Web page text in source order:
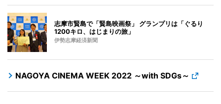
志摩市賢島で「賢島映画祭」 グランプリは「ぐるり
1200キロ、はじまりの旅」
伊勢志摩経済新聞
NAGOYA CINEMA WEEK 2022 ～with SDGs～